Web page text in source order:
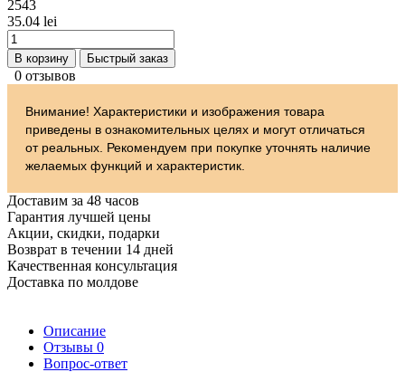
2543
35.04 lei
В корзину Быстрый заказ
0 отзывов
Внимание! Характеристики и изображения товара
приведены в ознакомительных целях и могут отличаться
от реальных. Рекомендуем при покупке уточнять наличие
желаемых функций и характеристик.
Доставим за 48 часов
Гарантия лучшей цены
Акции, скидки, подарки
Возврат в течении 14 дней
Качественная консультация
Доставка по молдове
Описание
Отзывы 0
Вопрос-ответ